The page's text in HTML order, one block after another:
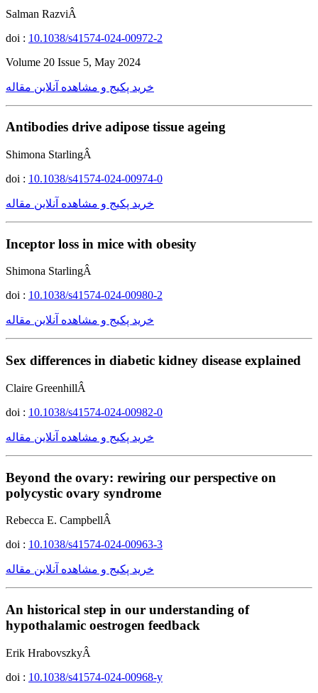
Salman RazviÂ
doi : 10.1038/s41574-024-00972-2
Volume 20 Issue 5, May 2024
خرید پکیج و مشاهده آنلاین مقاله
Antibodies drive adipose tissue ageing
Shimona StarlingÂ
doi : 10.1038/s41574-024-00974-0
خرید پکیج و مشاهده آنلاین مقاله
Inceptor loss in mice with obesity
Shimona StarlingÂ
doi : 10.1038/s41574-024-00980-2
خرید پکیج و مشاهده آنلاین مقاله
Sex differences in diabetic kidney disease explained
Claire GreenhillÂ
doi : 10.1038/s41574-024-00982-0
خرید پکیج و مشاهده آنلاین مقاله
Beyond the ovary: rewiring our perspective on
polycystic ovary syndrome
Rebecca E. CampbellÂ
doi : 10.1038/s41574-024-00963-3
خرید پکیج و مشاهده آنلاین مقاله
An historical step in our understanding of
hypothalamic oestrogen feedback
Erik HrabovszkyÂ
doi : 10.1038/s41574-024-00968-y